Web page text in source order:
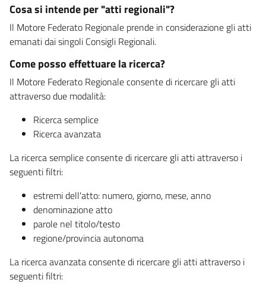
Cosa si intende per "atti regionali"?
Il Motore Federato Regionale prende in considerazione gli atti
emanati dai singoli Consigli Regionali.
Come posso effettuare la ricerca?
Il Motore Federato Regionale consente di ricercare gli atti
attraverso due modalità:
Ricerca semplice
Ricerca avanzata
La ricerca semplice consente di ricercare gli atti attraverso i
seguenti filtri:
estremi dell'atto: numero, giorno, mese, anno
denominazione atto
parole nel titolo/testo
regione/provincia autonoma
La ricerca avanzata consente di ricercare gli atti attraverso i
seguenti filtri: